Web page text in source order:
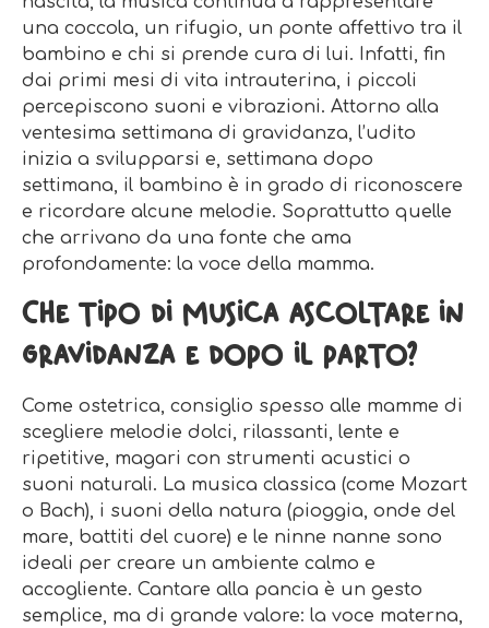
una coccola, un rifugio, un ponte affettivo tra il
bambino e chi si prende cura di lui. Infatti, fin
dai primi mesi di vita intrauterina, i piccoli
percepiscono suoni e vibrazioni. Attorno alla
ventesima settimana di gravidanza, l’udito
inizia a svilupparsi e, settimana dopo
settimana, il bambino è in grado di riconoscere
e ricordare alcune melodie. Soprattutto quelle
che arrivano da una fonte che ama
profondamente: la voce della mamma.
Che tipo di musica ascoltare in
gravidanza e dopo il parto?
Come ostetrica, consiglio spesso alle mamme di
scegliere melodie dolci, rilassanti, lente e
ripetitive, magari con strumenti acustici o
suoni naturali. La musica classica (come Mozart
o Bach), i suoni della natura (pioggia, onde del
mare, battiti del cuore) e le ninne nanne sono
ideali per creare un ambiente calmo e
accogliente. Cantare alla pancia è un gesto
semplice, ma di grande valore: la voce materna,